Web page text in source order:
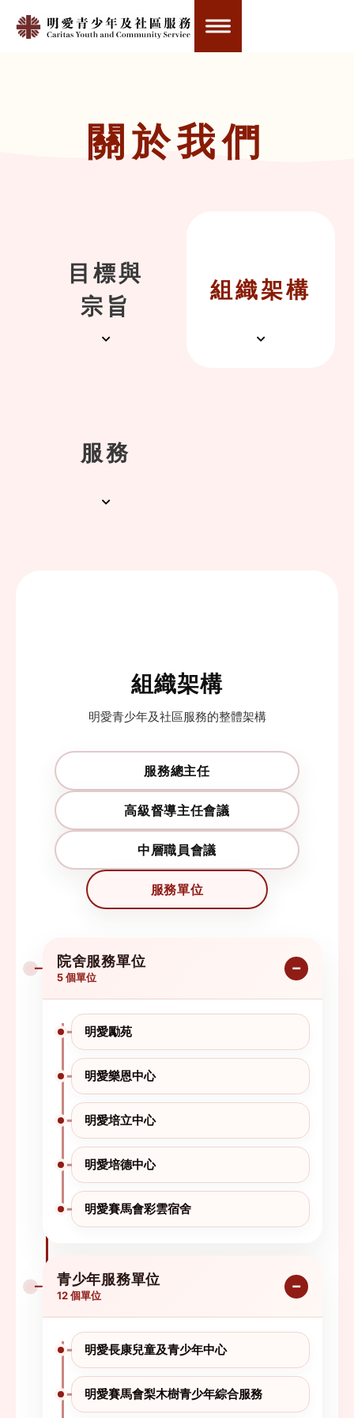
關於我們
目標與
宗旨
組織架構
服務
組織架構
明愛青少年及社區服務的整體架構
服務總主任
高級督導主任會議
中層職員會議
服務單位
院舍服務單位
5 個單位
明愛勵苑
明愛樂恩中心
明愛培立中心
明愛培德中心
明愛賽馬會彩雲宿舍
青少年服務單位
12 個單位
明愛長康兒童及青少年中心
明愛賽馬會梨木樹青少年綜合服務